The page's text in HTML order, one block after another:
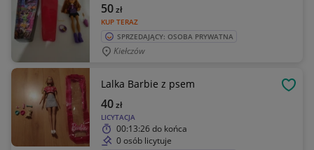
KUP TERAZ
50zł
SPRZEDAJĄCY: OSOBA PRYWATNA
Kiełczów
Lalka Barbie z psem
LICYTACJA
40zł
00:13:26do końca
0 osób licytuje